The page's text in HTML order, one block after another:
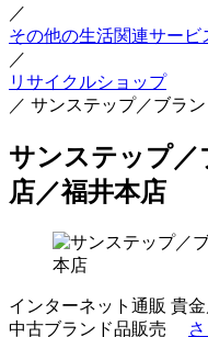
／
その他の生活関連サービ
／
リサイクルショップ
／ サンステップ／ブラ
サンステップ／
店／福井本店
インターネット通販 貴
中古ブランド品販売